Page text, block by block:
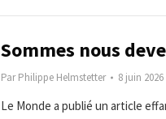
Sommes nous
ParPhilippe Helmstetter 8 juin 2026
Le Monde a publié un article